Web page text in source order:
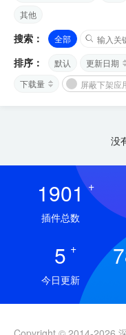
其他
搜索： 全部
排序： 默认 更新日期
下载量
屏蔽下架应
没
1901 +
插件总数
5 +
今日更新